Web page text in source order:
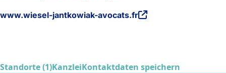
www.wiesel-jantkowiak-avocats.fr
Standorte (1)KanzleiKontaktdaten speichern